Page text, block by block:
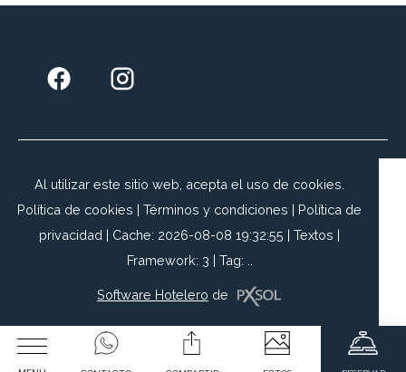
Al utilizar este sitio web, acepta el uso de cookies.
Política de cookies | Términos y condiciones | Política de
privacidad | Cache: 2026-08-08 19:32:55 | Textos |
Framework: 3 | Tag:
Software Hotelero de